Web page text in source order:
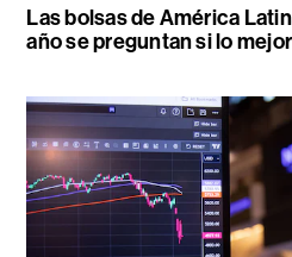
Las bolsas de América
año se preguntan si lo